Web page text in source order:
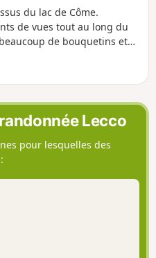
du lac de Côme.
de vues tout au long du
de bouquetins et
tout le long ! Mais sentiers
avec quelques passages où
de difficulté majeur et pas
à faire par temps (et sol)
sont très étroites.Lecco
pour lesquelles des